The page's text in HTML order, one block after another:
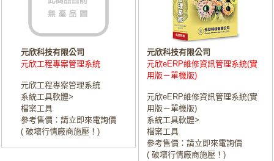
元欣科技有限公司
元欣工程專案管理系統
元欣工程專案管理系統
系統工具軟體>
檔案工具
參考售價：請立即來電詢價
( 破壞行情廠商施壓！)
元欣科技有限公司
元欣eERP維修資訊管理系統(實
用版－單機版)
元欣eERP維修資訊管理系統(實
用版－單機版)
系統工具軟體>
檔案工具
參考售價：請立即來電詢價
( 破壞行情廠商施壓！)